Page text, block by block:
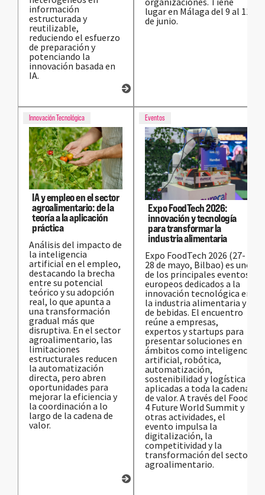
información
estructurada y
reutilizable,
reduciendo el esfuerzo
de preparación y
potenciando la
innovación basada en
IA.
lugar en Málaga del 9 al 11
de junio.
Innovación Tecnológica
IA y empleo en el sector
agroalimentario: de la
teoría a la aplicación
práctica
Análisis del impacto de
la inteligencia
artificial en el empleo,
destacando la brecha
entre su potencial
teórico y su adopción
real, lo que apunta a
una transformación
gradual más que
disruptiva. En el sector
agroalimentario, las
limitaciones
estructurales reducen
la automatización
directa, pero abren
oportunidades para
mejorar la eficiencia y
la coordinación a lo
largo de la cadena de
valor.
Eventos
Expo FoodTech 2026:
innovación y tecnología
para transformar la
industria alimentaria
Expo FoodTech 2026 (27-
28 de mayo, Bilbao) es uno
de los principales eventos
europeos dedicados a la
innovación tecnológica en
la industria alimentaria y
de bebidas. El encuentro
reúne a empresas,
expertos y startups para
presentar soluciones en
ámbitos como inteligencia
artificial, robótica,
automatización,
sostenibilidad y logística
aplicadas a toda la cadena
de valor. A través del Food
4 Future World Summit y
otras actividades, el
evento impulsa la
digitalización, la
competitividad y la
transformación del sector
agroalimentario.